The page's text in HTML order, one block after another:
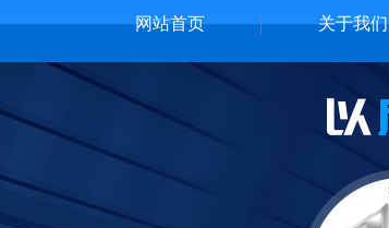
网站首页 关于我们